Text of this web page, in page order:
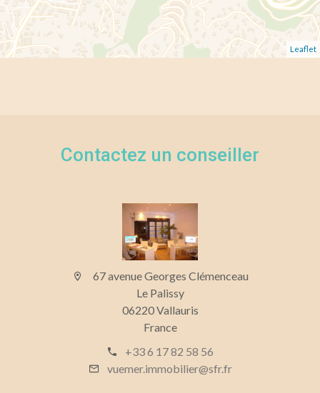
Leaflet
Contactez un conseiller
67 avenue Georges Clémenceau
Le Palissy
06220 Vallauris
France
+33 6 17 82 58 56
vuemer.immobilier@sfr.fr